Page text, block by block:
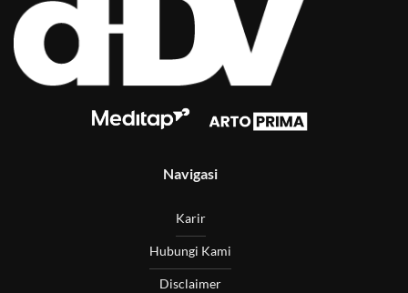
Navigasi
Karir
Hubungi Kami
Disclaimer